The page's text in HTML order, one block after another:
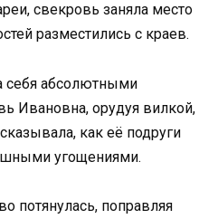
свекровь заняла место
разместились с краев.
себя абсолютными
Ивановна, орудуя вилкой,
как её подруги
угощениями.
потянулась, поправляя